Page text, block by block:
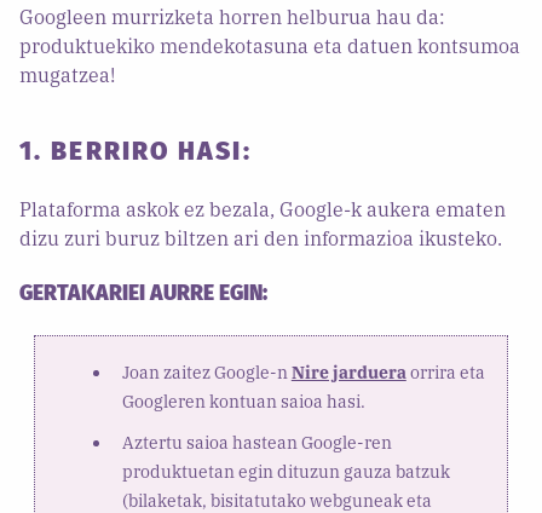
Googleen murrizketa horren helburua hau da:
produktuekiko mendekotasuna eta datuen kontsumoa
mugatzea!
1. BERRIRO HASI:
Plataforma askok ez bezala, Google-k aukera ematen
dizu zuri buruz biltzen ari den informazioa ikusteko.
GERTAKARIEI AURRE EGIN:
Joan zaitez Google-nNire jardueraorrira eta
Googleren kontuan saioa hasi.
Aztertu saioa hastean Google-ren
produktuetan egin dituzun gauza batzuk
(bilaketak, bisitatutako webguneak eta